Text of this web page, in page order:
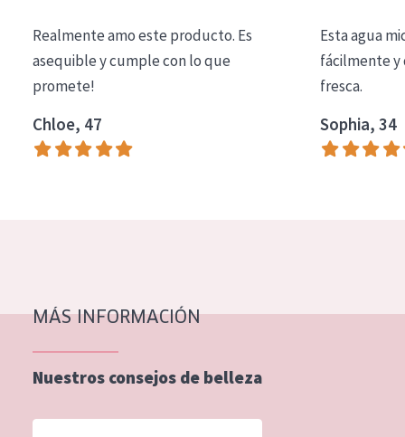
Essentials
Lift+
Expert
Piel madura
Piel menopáusica
EDAD
Realmente amo este producto. Es
asequible y cumple con lo que
promete!
Chloe, 47
Esta agua
fácilmente y
fresca.
Sophia, 34
MÁS INFORMACIÓN
Nuestros consejos de belleza